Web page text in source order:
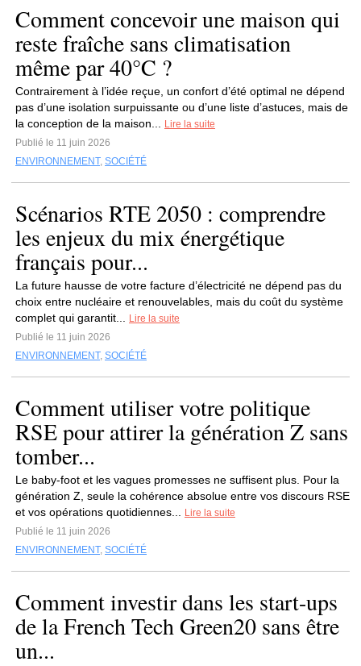
Comment concevoir une maison qui
reste fraîche sans climatisation
même par 40°C ?
Contrairement à l’idée reçue, un confort d’été optimal ne dépend
pas d’une isolation surpuissante ou d’une liste d’astuces, mais de
la conception de la maison...
Lire la suite
Publié le 11 juin 2026
ENVIRONNEMENT, SOCIÉTÉ
Scénarios RTE 2050 : comprendre
les enjeux du mix énergétique
français pour...
La future hausse de votre facture d’électricité ne dépend pas du
choix entre nucléaire et renouvelables, mais du coût du système
complet qui garantit...
Lire la suite
Publié le 11 juin 2026
ENVIRONNEMENT, SOCIÉTÉ
Comment utiliser votre politique
RSE pour attirer la génération Z sans
tomber...
Le baby-foot et les vagues promesses ne suffisent plus. Pour la
génération Z, seule la cohérence absolue entre vos discours RSE
et vos opérations quotidiennes...
Lire la suite
Publié le 11 juin 2026
ENVIRONNEMENT, SOCIÉTÉ
Comment investir dans les start-ups
de la French Tech Green20 sans être
un...